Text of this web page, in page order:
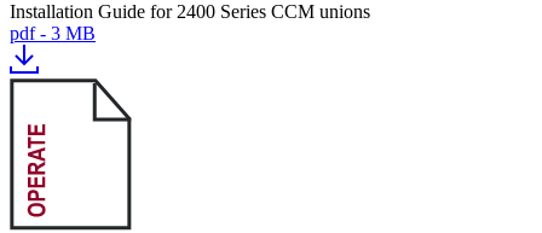
Installation Guide for 2400 Series CCM unions
pdf - 3 MB